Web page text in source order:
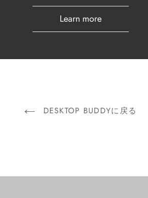
Learn more
DESKTOP BUDDYに戻る